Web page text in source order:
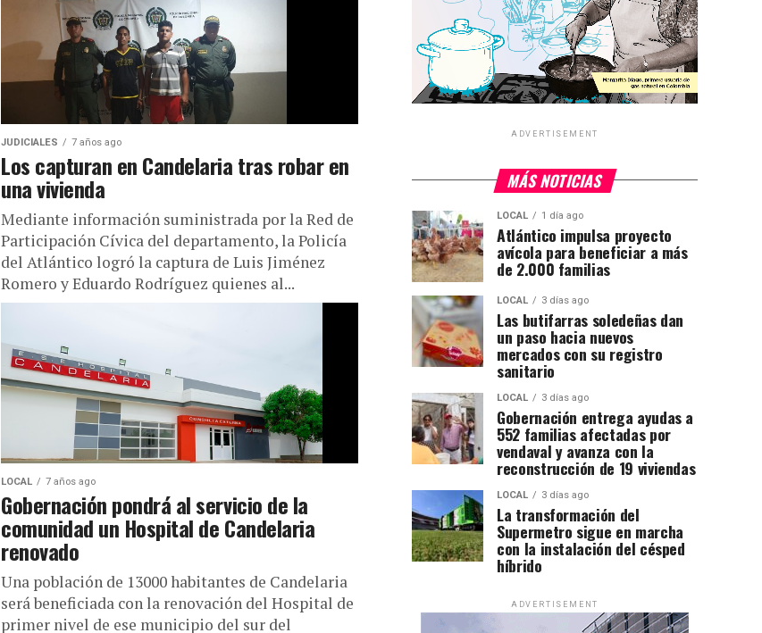
JUDICIALES 7 años ago
Los capturan en Candelaria tras robar en
una vivienda
Mediante información suministrada por la Red de
Participación Cívica del departamento, la Policía
del Atlántico logró la captura de Luis Jiménez
Romero y Eduardo Rodríguez quienes al...
LOCAL 7 años ago
Gobernación pondrá al servicio de la
comunidad un Hospital de Candelaria
renovado
Una población de 13000 habitantes de Candelaria
será beneficiada con la renovación del Hospital de
primer nivel de ese municipio del sur del
ADVERTISEMENT
MÁS NOTICIAS
LOCAL 1 día ago
Atlántico impulsa proyecto
avícola para beneficiar a más
de 2.000 familias
LOCAL 3 días ago
Las butifarras soledeñas dan
un paso hacia nuevos
mercados con su registro
sanitario
LOCAL 3 días ago
Gobernación entrega ayudas a
552 familias afectadas por
vendaval y avanza con la
reconstrucción de 19 viviendas
LOCAL 3 días ago
La transformación del
Supermetro sigue en marcha
con la instalación del césped
híbrido
ADVERTISEMENT